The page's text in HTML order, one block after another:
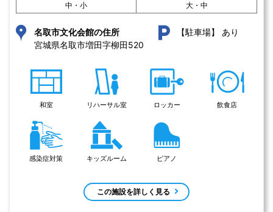
中・小
大・中
名取市文化会館の住所
宮城県名取市増田字柳田520
【駐車場】 あり
和室 リハーサル室 ロッカー 飲食店
感染症対策 キッズルーム ピアノ
この施設を詳しく見る